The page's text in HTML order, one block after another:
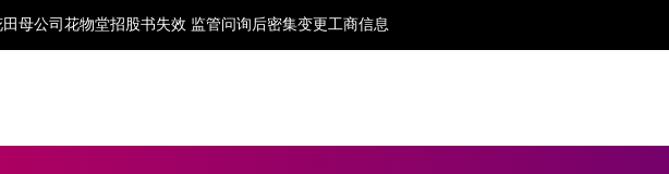
母公司花物堂招股书失效 监管问询后密集变更工商信息